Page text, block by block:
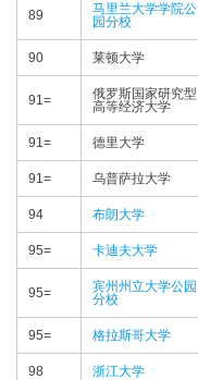
89
马里兰大学学院公
园分校
90 莱顿大学
91=
俄罗斯国家研究型
高等经济大学
91= 德里大学
91= 乌普萨拉大学
94 布朗大学
95= 卡迪夫大学
95=
宾州州立大学公园
分校
95= 格拉斯哥大学
98 浙江大学